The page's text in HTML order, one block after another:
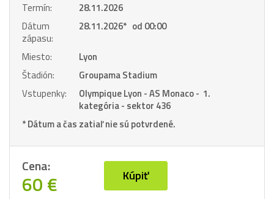
Termín:
28.11.2026
Dátum
zápasu:
28.11.2026* od 00:00
Miesto:
Lyon
Štadión:
Groupama Stadium
Vstupenky:
Olympique Lyon - AS Monaco - 1.
kategória - sektor 436
* Dátum a čas zatiaľ nie sú potvrdené.
Cena:
60 € Kúpiť